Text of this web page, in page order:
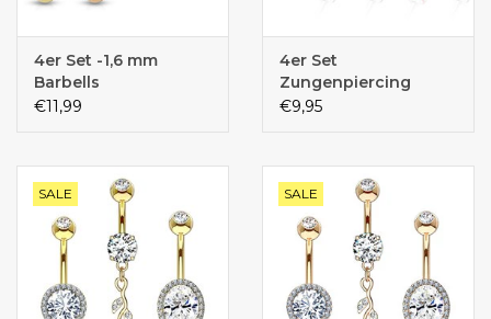
4er Set -1,6 mm
Barbells
€11,99
4er Set
Zungenpiercing
€9,95
SALE SALE